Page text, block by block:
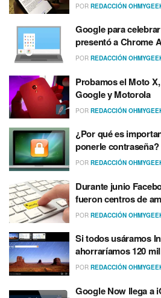
POR REDACCIÓN
Google para
presentó a Chrome
POR REDACCIÓN
Probamos el Moto
Google y Motorola
POR REDACCIÓN
¿Por qué es
ponerle contraseña?
POR REDACCIÓN
Durante junio
fueron centros de
POR REDACCIÓN
Si todos usáramos
ahorrarí­amos 120
POR REDACCIÓN
Google Now llega a